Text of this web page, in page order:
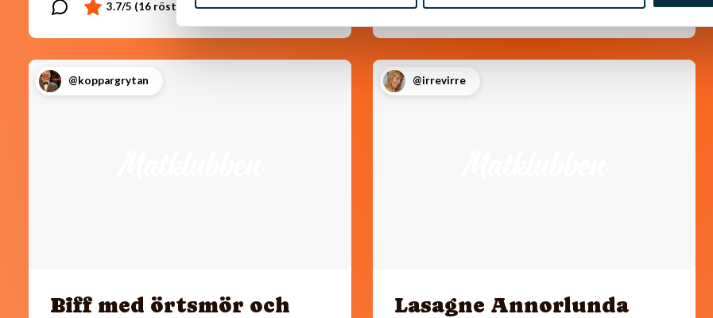
@koppargrytan
Biff med örtsmör och
@irrevirre
Lasagne Annorlunda